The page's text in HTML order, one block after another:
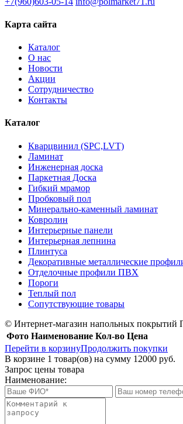
Карта сайта
Каталог
О нас
Новости
Акции
Сотрудничество
Контакты
Каталог
Кварцвинил (SPC,LVT)
Ламинат
Инженерная доска
Паркетная Доска
Гибкий мрамор
Пробковый пол
Минерально-каменный ламинат
Ковролин
Интерьерные панели
Интерьерная лепнина
Плинтуса
Декоративные металлические
Отделочные профили ПВХ
Пороги
Теплый пол
Сопутствующие товары
© Интернет-магазин напольных покрытий
Фото Наименование Кол-во Цена
Перейти в корзинуПродолжить покупки
В корзине 1 товар(ов) на сумму 12000 руб.
Запрос цены товара
Наименование: